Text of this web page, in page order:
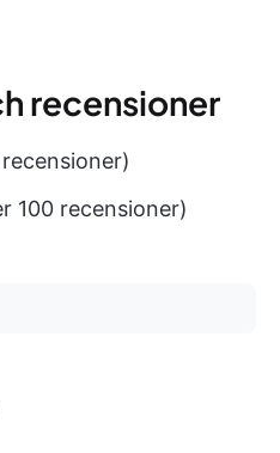
recensioner
100 recensioner)